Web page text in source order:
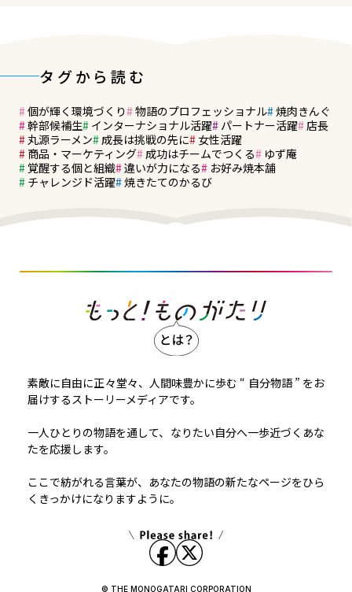
タグから読む
個が輝く環境づくり 物語のプロフェッショナル 焼肉きんぐ
幹部候補生 インターナショナル活躍 パートナー活躍 店長
丸源ラーメン 成長は挑戦の先に
女性活躍
商品・マーケティング 成功はチームでつくる
ゆず庵
覚醒する個と組織 違いが力になる
お好み焼本舗
チャレンジド活躍 焼きたてのかるび
素敵に自由に正々堂々、人間味豊かに歩む “ 自分物語 ” をお
届けするストーリーメディアです。
一人ひとりの物語を通して、なりたい自分へ一歩近づくあな
たを応援します。
ここで紡がれる言葉が、あなたの物語の新たなページをひら
くきっかけになりますように。
© THE MONOGATARI CORPORATION